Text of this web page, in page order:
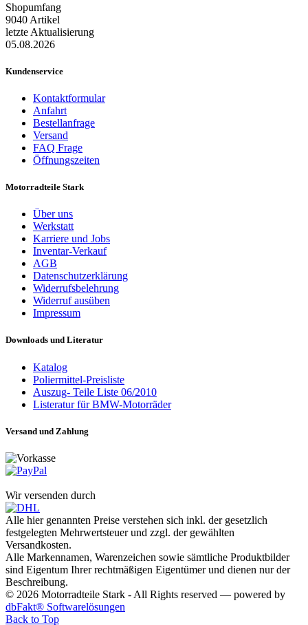
Shopumfang
9040 Artikel
letzte Aktualisierung
05.08.2026
Kundenservice
Kontaktformular
Anfahrt
Bestellanfrage
Versand
FAQ Frage
Öffnungszeiten
Motorradteile Stark
Über uns
Werkstatt
Karriere und Jobs
Inventar-Verkauf
AGB
Datenschutzerklärung
Widerrufsbelehrung
Widerruf ausüben
Impressum
Downloads und Literatur
Katalog
Poliermittel-Preisliste
Auszug- Teile Liste 06/2010
Listeratur für BMW-Motorräder
Versand und Zahlung
Wir versenden durch
Alle hier genannten Preise verstehen sich inkl. der gesetzlich
festgelegten Mehrwertsteuer und zzgl. der gewählten
Versandkosten.
Alle Markennamen, Warenzeichen sowie sämtliche Produktbilder
sind Eigentum Ihrer rechtmäßigen Eigentümer und dienen nur der
Beschreibung.
© 2026 Motorradteile Stark - All Rights reserved — powered by
dbFakt® Softwarelösungen
Back to Top